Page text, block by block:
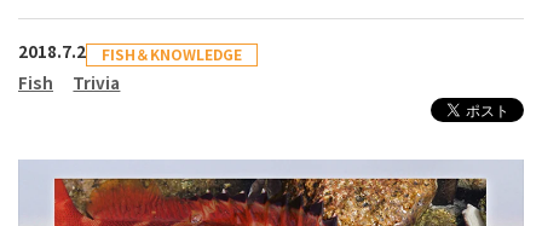
2018.7.2 FISH＆KNOWLEDGE
Fish Trivia